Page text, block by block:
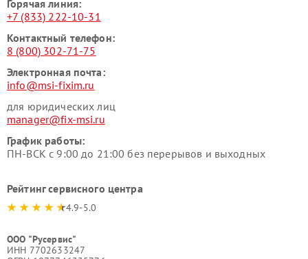
Горячая линия:
+7 (833) 222-10-31
Контактный телефон:
8 (800) 302-71-75
Электронная почта:
info@msi-fixim.ru
для юридических лиц
manager@fix-msi.ru
График работы:
ПН-ВСК с 9:00 до 21:00 без перерывов и выходных
Рейтинг сервисного центра
4.9-5.0
ООО "Русервис"
ИНН 7702633247